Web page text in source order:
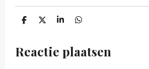
D
n
D S
e
D
n
Reactie plaatsen